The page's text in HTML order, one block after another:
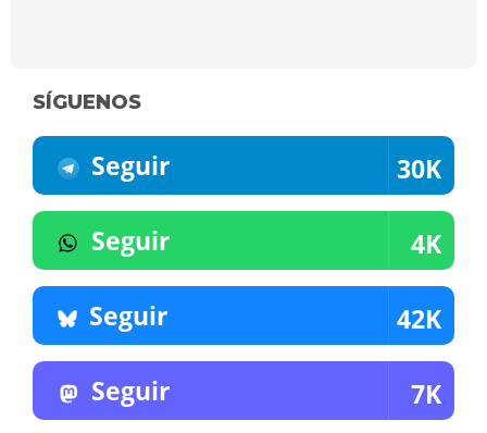
SÍGUENOS
Seguir 30K
Seguir 4K
Seguir 42K
Seguir 7K